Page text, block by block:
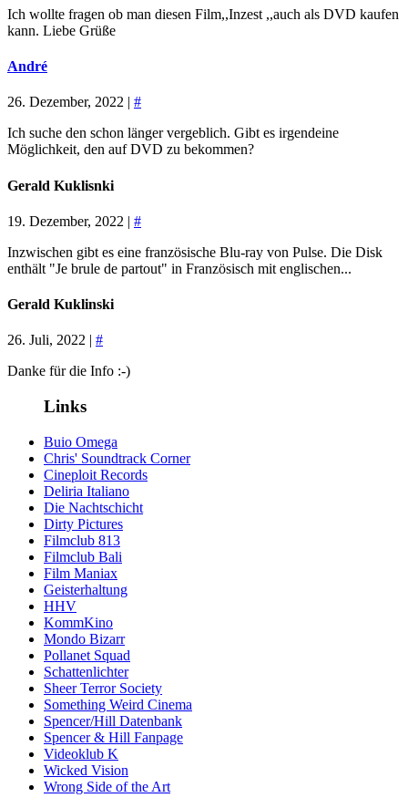
Ich wollte fragen ob man diesen Film,,Inzest ,,auch als DVD kaufen
kann. Liebe Grüße
André
26. Dezember, 2022 | #
Ich suche den schon länger vergeblich. Gibt es irgendeine
Möglichkeit, den auf DVD zu bekommen?
Gerald Kuklisnki
19. Dezember, 2022 | #
Inzwischen gibt es eine französische Blu-ray von Pulse. Die Disk
enthält "Je brule de partout" in Französisch mit englischen...
Gerald Kuklinski
26. Juli, 2022 | #
Danke für die Info :-)
Links
Buio Omega
Chris' Soundtrack Corner
Cineploit Records
Deliria Italiano
Die Nachtschicht
Dirty Pictures
Filmclub 813
Filmclub Bali
Film Maniax
Geisterhaltung
HHV
KommKino
Mondo Bizarr
Pollanet Squad
Schattenlichter
Sheer Terror Society
Something Weird Cinema
Spencer/Hill Datenbank
Spencer & Hill Fanpage
Videoklub K
Wicked Vision
Wrong Side of the Art